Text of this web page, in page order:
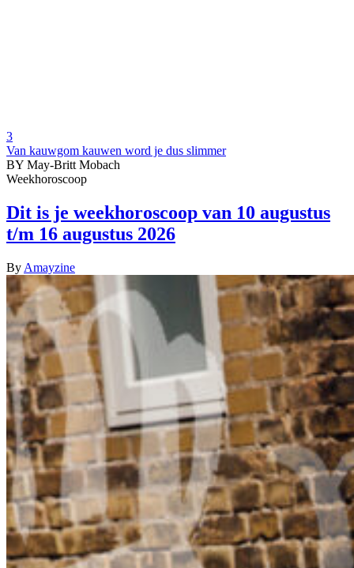
3
Van kauwgom kauwen word je dus slimmer
BY May-Britt Mobach
Weekhoroscoop
Dit is je weekhoroscoop van 10 augustus
t/m 16 augustus 2026
By Amayzine